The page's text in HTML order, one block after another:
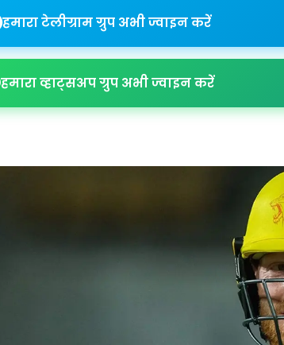
हमारा टेलीग्राम ग्रुप अभी ज्वाइन करें
हमारा व्हाट्सअप ग्रुप अभी ज्वाइन करें